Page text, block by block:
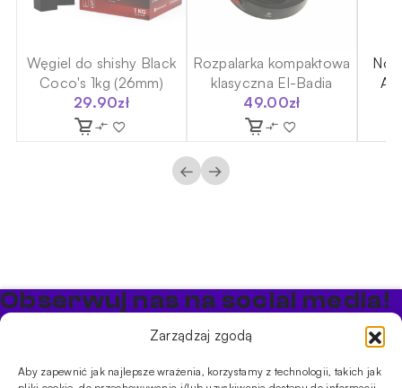
Zarządzaj zgodą
Aby zapewnić jak najlepsze wrażenia, korzystamy z technologii, takich jak
Węgiel do shishy Black
Coco's 1kg (26mm)
29.90zł
Rozpalarka kompaktowa
klasyczna El-Badia
49.00zł
← →
Obserwuj nas na social media!
Bądź na bieżąco z promocjami i nowościami w sklepie